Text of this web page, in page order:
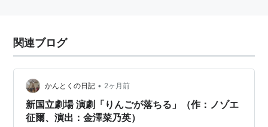
関連ブログ
かんとくの日記 • 2ヶ月前
新国立劇場 演劇「りんごが落ちる」（作：ノゾエ
征爾、演出：金澤菜乃英）